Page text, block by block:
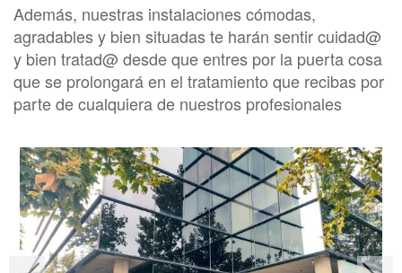
Además, nuestras instalaciones cómodas,
agradables y bien situadas te harán sentir cuidad@
y bien tratad@ desde que entres por la puerta cosa
que se prolongará en el tratamiento que recibas por
parte de cualquiera de nuestros profesionales